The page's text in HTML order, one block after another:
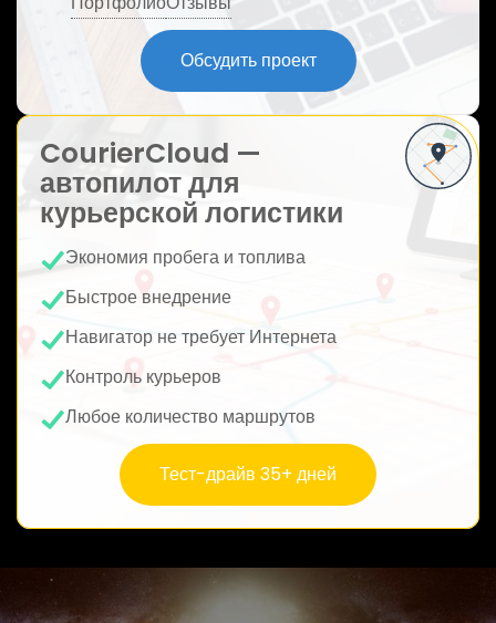
Обсудить проект
CourierCloud —
автопилот для
курьерской логистики
Экономия пробега и топлива
Быстрое внедрение
Навигатор не требует Интернета
Контроль курьеров
Любое количество маршрутов
Тест-драйв 35+ дней